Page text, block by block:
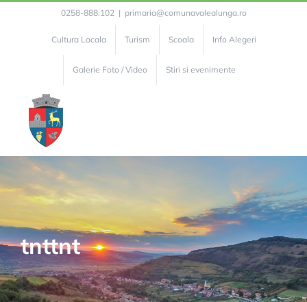
0258-888.102 | primaria@comunavalealunga.ro
Cultura Locala Turism Scoala Info Alegeri
Galerie Foto / Video Stiri si evenimente
tnttnt